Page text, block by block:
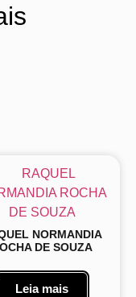
NORMANDIA
DE SOUZA
Leia mais